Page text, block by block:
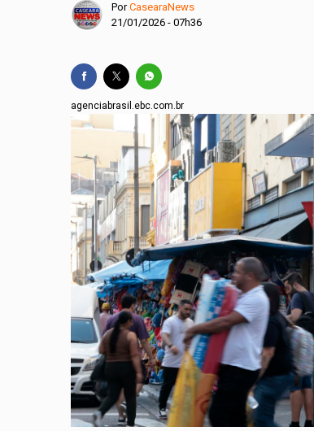
PorCasearaNews
21/01/2026 - 07h36
agenciabrasil.ebc.com.br